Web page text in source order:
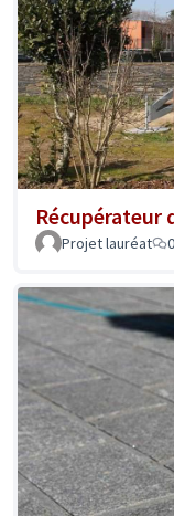
Récupérateur
Projet lauréat 0